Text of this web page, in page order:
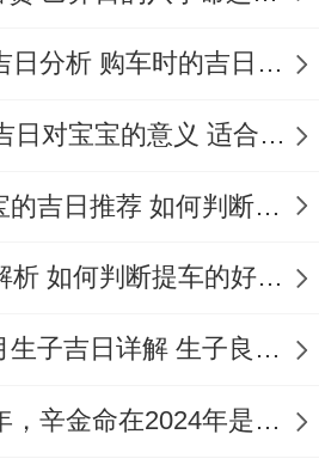
冲
西
安床、架
马、祭祀、
光、出行、
理发、伐
开柱眼、开
破土、入
灶、
安
造
开
2025年买车提车吉日分析 购车时的吉日与禁忌
2024年农历12月吉日对宝宝的意义 适合龙年宝宝出生的日子有哪些
龙年12月出生宝宝的吉日推荐 如何判断吉日是否适合宝宝
2025年提车吉日解析 如何判断提车的好日子
农历甲辰龙年12月生子吉日详解 生子良辰的影响因素
辛金2024年财官年，辛金命在2024年是财官年还是财印年